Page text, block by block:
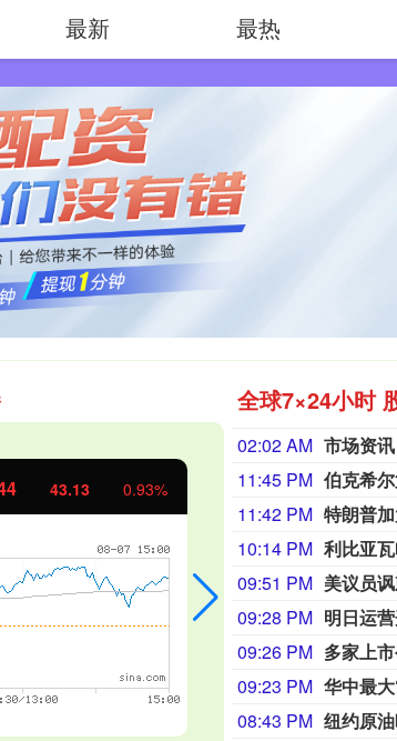
最安全的杠杆炒股平台
43.13 0.93% 北证50
全球7×24小时
02:02 AM
11:45 PM 伯克希
11:42 PM 特朗普
10:14 PM
09:51 PM 美议员
09:28 PM 明日运
09:26 PM 多家上
09:23 PM 华中最
08:43 PM 纽约原
最新 最热